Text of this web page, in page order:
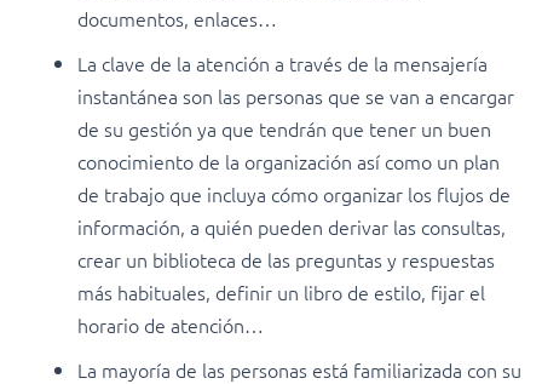
documentos, enlaces…
La clave de la atención a través de la mensajería
instantánea son las personas que se van a encargar
de su gestión ya que tendrán que tener un buen
conocimiento de la organización así como un plan
de trabajo que incluya cómo organizar los flujos de
información, a quién pueden derivar las consultas,
crear un biblioteca de las preguntas y respuestas
más habituales, definir un libro de estilo, fijar el
horario de atención…
La mayoría de las personas está familiarizada con su